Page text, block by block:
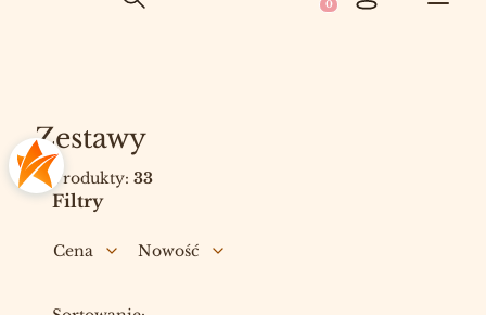
Zestawy
Produkty: 33
Filtry
Cena Nowość